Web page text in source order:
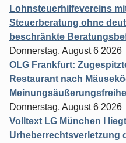
Lohnsteuerhilfevereins
Steuerberatung ohne
beschränkte
Donnerstag, August 6 2026
OLG Frankfurt:
Restaurant nach
Donnerstag, August 6 2026
Volltext LG München I
Urheberrechtsverletzung